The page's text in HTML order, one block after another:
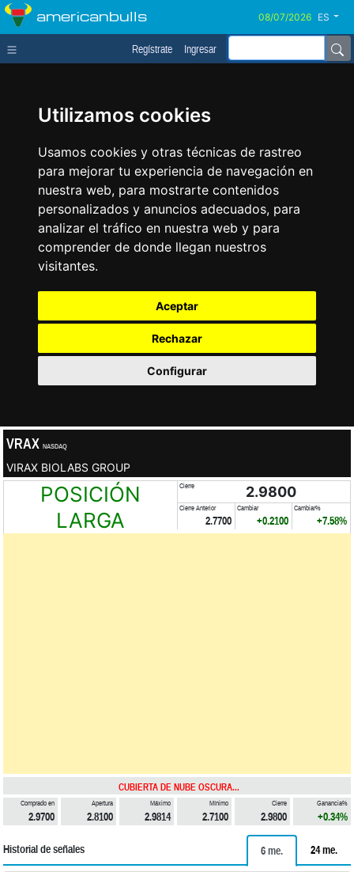
Utilizamos cookies
Usamos cookies y otras técnicas de rastreo
para mejorar tu experiencia de navegación en
nuestra web, para mostrarte contenidos
personalizados y anuncios adecuados, para
analizar el tráfico en nuestra web y para
comprender de donde llegan nuestros
visitantes.
Aceptar
Rechazar
Configurar
americanbulls ES
Regístrate Ingresar
VRAX NASDAQ
VIRAX BIOLABS GROUP
POSICIÓN
LARGA
Cierre 2.9800
Cierre Anterior
2.7700
Cambiar
+0.2100
Cambiar%
+7.58%
CUBIERTA DE NUBE OSCURA...
Comprado en
2.9700
Apertura
2.8100
Máximo
2.9814
Mínimo
2.7100
Cierre
2.9800
Ganancia%
+0.34%
Historial de señales 6 me. 24 me.